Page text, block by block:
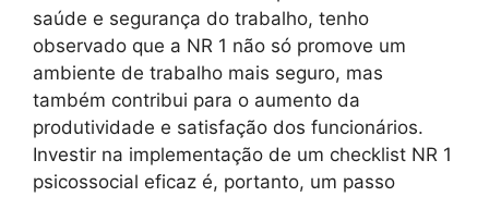
saúde e segurança do trabalho, tenho
observado que a NR 1 não só promove um
ambiente de trabalho mais seguro, mas
também contribui para o aumento da
produtividade e satisfação dos funcionários.
Investir na implementação de um checklist NR 1
psicossocial eficaz é, portanto, um passo